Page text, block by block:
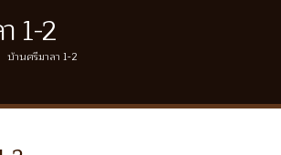
1-2
บ้านศรีมาลา 1-2